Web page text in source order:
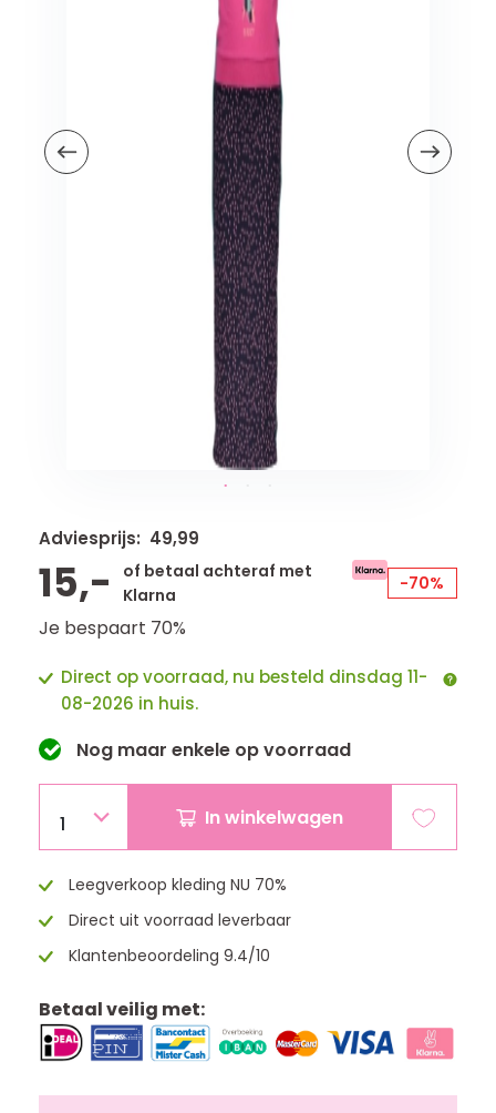
Veiligheid buiten de deur
Kinderstoelen
Schommelstoelen en wipstoeltjes
Adviesprijs: 49,99
15,-
of betaal achteraf met
Klarna
-70%
Je bespaart 70%
Direct op voorraad, nu besteld dinsdag 11-
08-2026 in huis.
Nog maar enkele op voorraad
1 In winkelwagen
Leegverkoop kleding NU 70%
Direct uit voorraad leverbaar
Klantenbeoordeling 9.4/10
Betaal veilig met: